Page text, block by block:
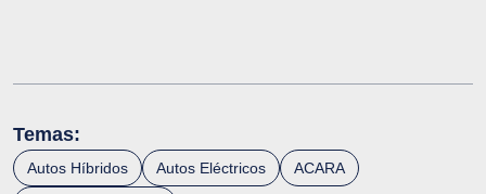
Temas:
Autos Híbridos Autos Eléctricos ACARA